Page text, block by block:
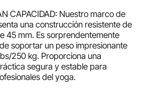
CAPACIDAD: Nuestro marco de
una construcción resistente de
45 mm. Es sorprendentemente
soportar un peso impresionante
250 kg. Proporciona una
segura y estable para
del yoga.
de yoga se somete a un